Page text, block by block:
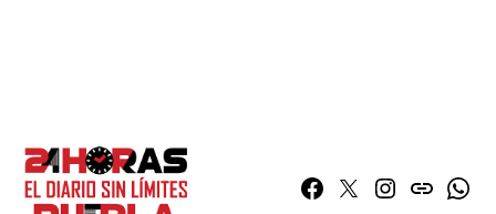
Facebook
TwitterInstagram
issuu